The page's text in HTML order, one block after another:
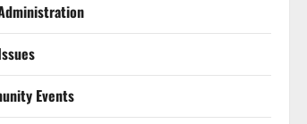
Events